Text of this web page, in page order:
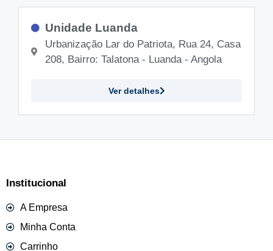
Unidade Luanda
Urbanização Lar do Patriota, Rua 24, Casa
208, Bairro: Talatona - Luanda - Angola
Ver detalhes
Institucional
A Empresa
Minha Conta
Carrinho